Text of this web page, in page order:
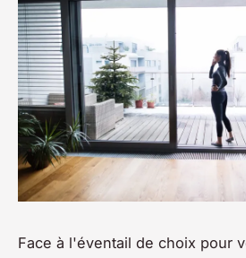
Face à l'éventail de choix pour